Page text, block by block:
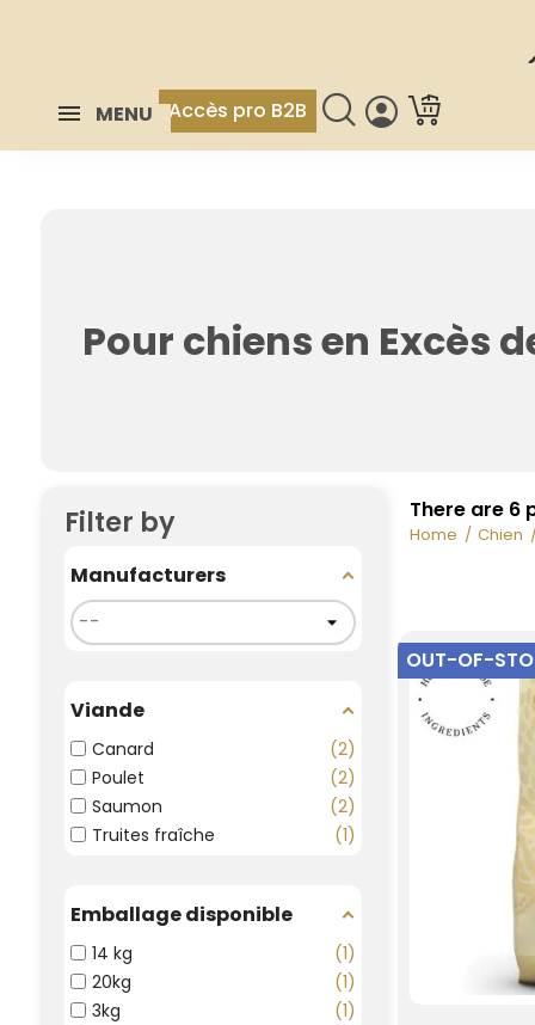
MENU Accès pro B2B
Pour chiens en Excès
Filter by
Manufacturers
Viande
Canard
2
Poulet
2
Saumon
2
Truites fraîche
1
Emballage disponible
14 kg
1
20kg
1
3kg
1
There are 6
Home Chien
OUT-OF-